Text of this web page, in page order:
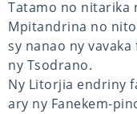
Tatamo no nitarika
Mpitandrina no
sy nanao ny
ny Tsodrano.
Ny Litorjia endriny
ary ny Fanekem-